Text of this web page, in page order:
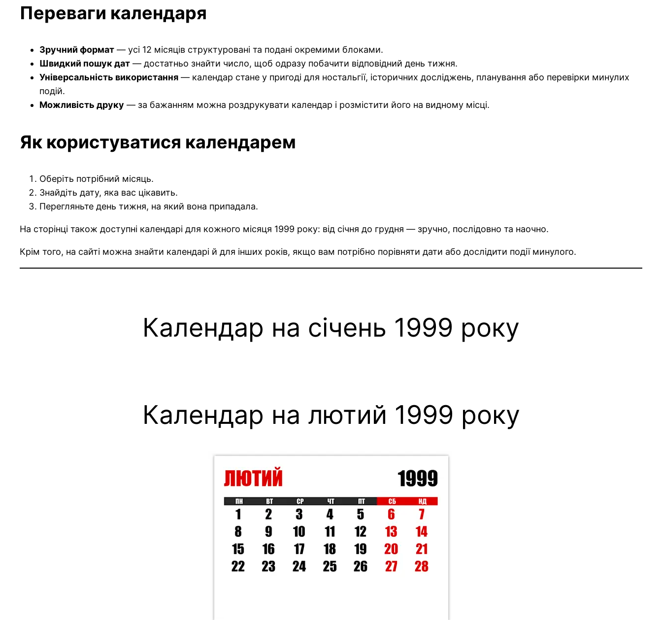
Переваги календаря
Зручний формат — усі 12 місяців структуровані та подані окремими блоками.
Швидкий пошук дат — достатньо знайти число, щоб одразу побачити відповідний день тижня.
Універсальність використання — календар стане у пригоді для ностальгії, історичних досліджень, планування або перевірки минулих
подій.
Можливість друку — за бажанням можна роздрукувати календар і розмістити його на видному місці.
Як користуватися календарем
Оберіть потрібний місяць.
Знайдіть дату, яка вас цікавить.
Перегляньте день тижня, на який вона припадала.
На сторінці також доступні календарі для кожного місяця 1999 року: від січня до грудня — зручно, послідовно та наочно.
Крім того, на сайті можна знайти календарі й для інших років, якщо вам потрібно порівняти дати або дослідити події минулого.
Календар на січень 1999 року
Календар на лютий 1999 року